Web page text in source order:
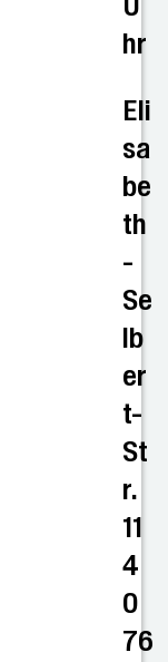
U
hr
Eli
sa
be
th
-
Se
lb
er
t-
St
r.
11
4
0
76